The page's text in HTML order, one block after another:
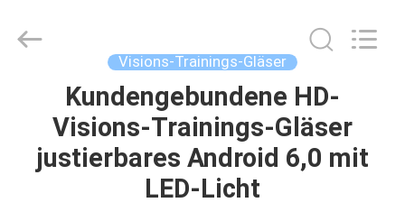
PRODUKTE
Technology
Visions-Trainings-Gläser
Kundengebundene HD-
Visions-Trainings-Gläser
justierbares Android 6,0 mit
LED-Licht